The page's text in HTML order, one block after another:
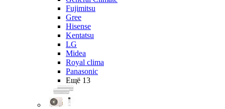
Fujimitsu
Gree
Hisense
Kentatsu
LG
Midea
Royal clima
Panasonic
Ещё 13